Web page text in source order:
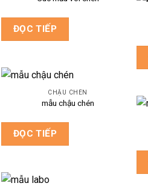
ĐỌC TIẾP
CHẬU CHÉN
mẫu chậu chén
ĐỌC TIẾP